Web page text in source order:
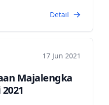
Detail
17 Jun 2021
Majalengka